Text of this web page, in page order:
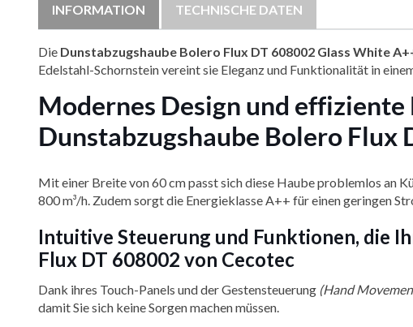
INFORMATION TECHNISCHE DATEN
Die Dunstabzugshaube Bolero Flux DT 608002 Glass White
Edelstahl-Schornstein vereint sie Eleganz und Funktionalität in
Modernes Design und
Dunstabzugshaube Bolero Flux
Mit einer Breite von 60 cm passt sich diese Haube problemlos an
800 m³/h. Zudem sorgt die Energieklasse A++ für einen geringen
Intuitive Steuerung und Funktionen, die
Flux DT 608002 von Cecotec
Dank ihres Touch-Panels und der Gestensteuerung (Hand
damit Sie sich keine Sorgen machen müssen.